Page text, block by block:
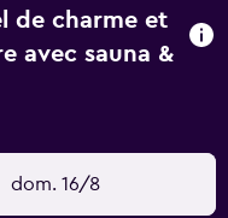
Se ofrece
una televisión
Serivicos de
gratis en el lobby,
gratis disponible.
tu estadía en
Les-Mimosas, te
de charme et
avec sauna &
dom. 16/8